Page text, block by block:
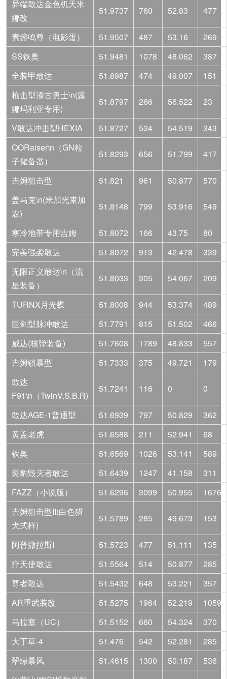
异端敢达金色机天米
娜改
51.9737 760 52.83 477
素盏鸣尊（电影蛋） 51.9507 487 53.16
269
SS铁奥
51.9481 1078 48.062
387
全装甲敢达
51.8987 474 49.007
151
枪击型渣古勇士\n(露
娜玛利亚专用)
51.8797 266 56.522 23
V敢达冲击型HEXIA 51.8727 534 54.519
343
OORaiser\n（GN粒
子储备器）
51.8293 656 51.799 417
吉姆狙击型 51.821 961 50.877
570
盖马克\n(米加光束加
农)
51.8148 799 53.916 549
寒冷地带专用吉姆 51.8072 166 43.75
80
完美强袭敢达
51.8072 913 42.478
339
无限正义敢达\n（流
星装备）
51.8033 305 54.067 209
TURNX月光蝶 51.8008 944 53.374
489
巨剑型脉冲敢达
51.7791 815 51.502
466
威达(核弹装备)
51.7608 1789 48.833
557
吉姆镇暴型
51.7333 375 49.721
179
敢达
F91\n（TwinV.S.B.R)
51.7241 116 0 0
敢达AGE-1普通型 51.6939 797 50.829
362
黄盖老虎
51.6588 211 52.941
68
铁奥
51.6569 1026 53.141
589
斑豹毁灭者敢达
51.6439 1247 41.158
311
FAZZ（小说版）
51.6296 3099 50.955
1676
吉姆狙击型II(白色猎
犬式样)
51.5789 285 49.673 153
阿普撒拉斯I 51.5723 477 51.111
135
疗天使敢达
51.5564 514 50.877
285
尊者敢达
51.5432 648 53.221
357
AR重武装改
51.5275 1964 52.219
1059
马拉塞（UC）
51.5152 660 54.324
370
大丁草-4
51.476 542 52.281
285
翠绿暴风
51.4615 1300 50.187
536